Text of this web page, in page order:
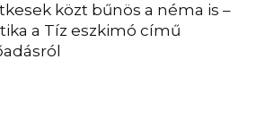
közt bűnös a néma is –
a Tíz eszkimó című